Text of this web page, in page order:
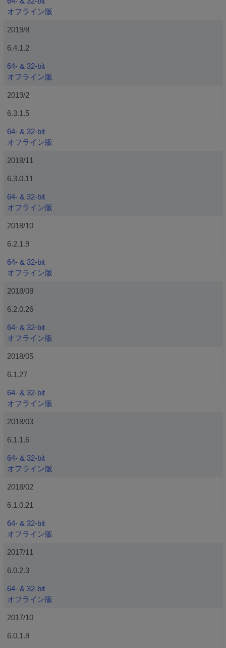
オフライン版
2019/8
6.4.1.2
64- & 32-bit
オフライン版
2019/2
6.3.1.5
64- & 32-bit
オフライン版
2018/11
6.3.0.11
64- & 32-bit
オフライン版
2018/10
6.2.1.9
64- & 32-bit
オフライン版
2018/08
6.2.0.26
64- & 32-bit
オフライン版
2018/05
6.1.27
64- & 32-bit
オフライン版
2018/03
6.1.1.6
64- & 32-bit
オフライン版
2018/02
6.1.0.21
64- & 32-bit
オフライン版
2017/11
6.0.2.3
64- & 32-bit
オフライン版
2017/10
6.0.1.9